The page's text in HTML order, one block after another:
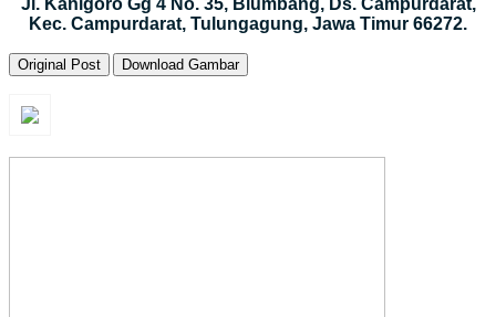
Jl. Kanigoro Gg 4 No. 35, Blumbang, Ds. Campurdarat,
Kec. Campurdarat, Tulungagung, Jawa Timur 66272.
Original Post Download Gambar